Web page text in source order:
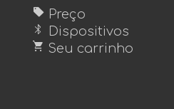
sell Preço
bluetooth Dispositivos
shopping_cart Seu carrinho